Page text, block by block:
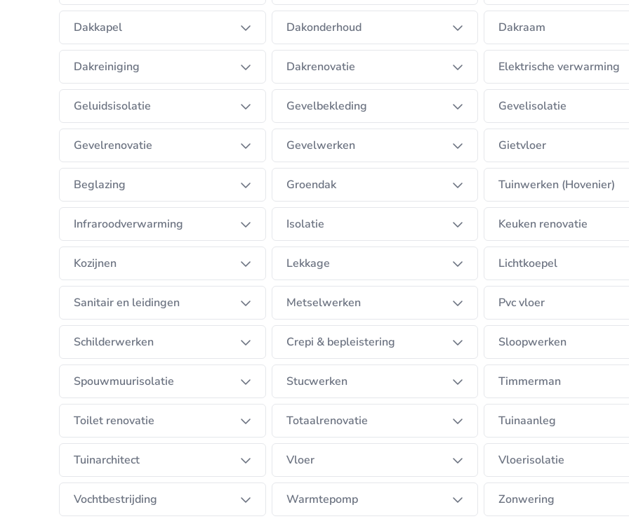
Dakkapel Dakonderhoud Dakraam
Dakreiniging Dakrenovatie Elektrische verwarming
Geluidsisolatie Gevelbekleding Gevelisolatie
Gevelrenovatie Gevelwerken Gietvloer
Beglazing Groendak Tuinwerken (Hovenier)
Infraroodverwarming Isolatie Keuken renovatie
Kozijnen Lekkage Lichtkoepel
Sanitair en leidingen Metselwerken Pvc vloer
Schilderwerken Crepi & bepleistering Sloopwerken
Spouwmuurisolatie Stucwerken Timmerman
Toilet renovatie Totaalrenovatie Tuinaanleg
Tuinarchitect Vloer Vloerisolatie
Vochtbestrijding Warmtepomp Zonwering